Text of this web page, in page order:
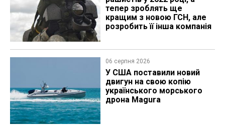
тепер зроблять ще
кращим з новою ГСН, але
розробить її інша компанія
06 серпня 2026
У США поставили новий
двигун на свою копію
українського морського
дрона Magura